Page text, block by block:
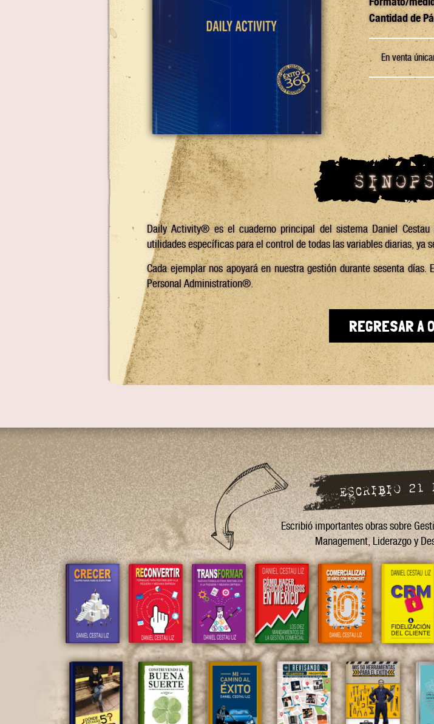
Cantidad de
En venta
Daily Activity® es el cuaderno principal del sistema Daniel
utilidades específicas para el control de todas las variables diarias, ya
Cada ejemplar nos apoyará en nuestra gestión durante sesenta
Personal Administration®.
REGRESAR A
ESCRIBIO 21
Escribió importantes obras sobre
Management, Liderazgo y